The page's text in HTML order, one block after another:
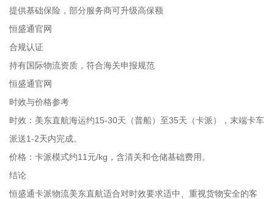
提供基础保险，部分服务商可升级高保额
恒盛通官网
合规认证
持有国际物流资质，符合海关申报规范
恒盛通官网
时效与价格参考
时效：美东直航海运约15-30天（普船）至35天（卡派），末端卡车
派送1-2天内完成。
价格：卡派模式约11元/kg，含清关和仓储基础费用。
结论
恒盛通卡派物流美东直航适合对时效要求适中、重视货物安全的客